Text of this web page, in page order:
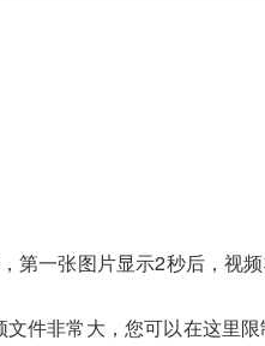
第一张图片显示2秒后，视
件非常大，您可以在这里